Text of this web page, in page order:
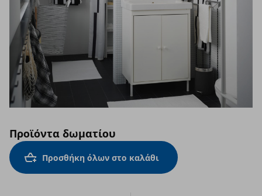
Προϊόντα δωματίου
Προσθήκη όλων στο καλάθι